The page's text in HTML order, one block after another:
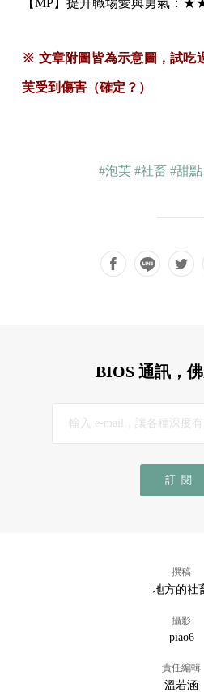
【MP】提升職場愛與勇氣
※ 文章附圖皆為示意圖，試吃
芙受到傷害（確定？）
#泡芙 #社畜 #甜點
BIOS 通訊，
訂閱
撰稿
地方的社
攝影
piao6
責任編輯
溫若涵